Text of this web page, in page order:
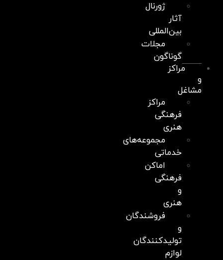
ژورنال
آثار
بین‌المللی
مجلات
گوناگون
مراکز
و
مشاغل
مراکز
فرهنگی
هنری
مجموعه‌های
خدماتی
اماکن
فرهنگی
و
هنری
فروشندگان
و
تولیدکنندگان
لوازم